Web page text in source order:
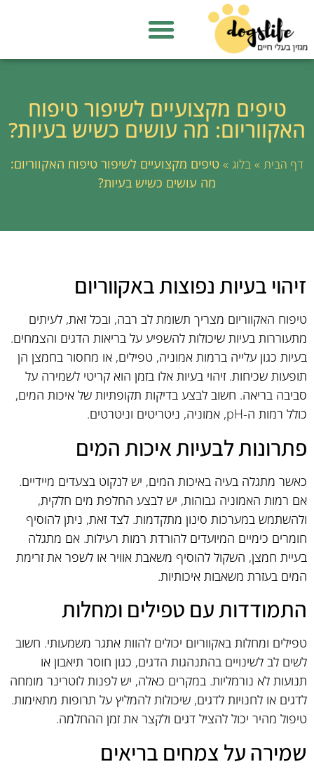
טיפים מקצועיים לשיפור טיפוח
האקווריום: מה עושים כשיש בעיות?
דף הבית »בלוג »טיפים מקצועיים לשיפור טיפוח האקווריום:
מה עושים כשיש בעיות?
זיהוי בעיות נפוצות באקווריום
טיפוח האקווריום מצריך תשומת לב רבה, ובכל זאת, לעיתים
מתעוררות בעיות שיכולות להשפיע על בריאות הדגים והצמחים.
בעיות כגון עלייה ברמות אמוניה, טפילים, או מחסור בחמצן הן
תופעות שכיחות. זיהוי בעיות אלו בזמן הוא קריטי לשמירה על
סביבה בריאה. חשוב לבצע בדיקות תקופתיות של איכות המים,
כולל רמות ה-pH, אמוניה, ניטריטים וניטרטים.
פתרונות לבעיות איכות המים
כאשר מתגלה בעיה באיכות המים, יש לנקוט בצעדים מיידיים.
אם רמות האמוניה גבוהות, יש לבצע החלפת מים חלקית,
ולהשתמש במערכות סינון מתקדמות. לצד זאת, ניתן להוסיף
חומרים כימיים המיועדים להורדת רמות רעילות. אם מתגלה
בעיית חמצן, השקול להוסיף משאבת אוויר או לשפר את זרימת
המים בעזרת משאבות איכותיות.
התמודדות עם טפילים ומחלות
טפילים ומחלות באקווריום יכולים להוות אתגר משמעותי. חשוב
לשים לב לשינויים בהתנהגות הדגים, כגון חוסר תיאבון או
תנועות לא נורמליות. במקרים כאלה, יש לפנות לוטרינר מומחה
לדגים או לחנויות לדגים, שיכולות להמליץ על תרופות מתאימות.
טיפול מהיר יכול להציל דגים ולקצר את זמן ההחלמה.
שמירה על צמחים בריאים